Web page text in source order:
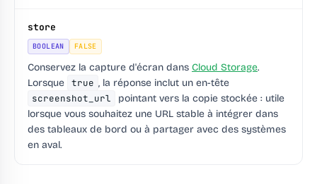
store
BOOLEAN FALSE
Conservez la capture d'écran dans Cloud Storage.
Lorsque true , la réponse inclut un en-tête
screenshot_url
pointant vers la copie stockée : utile
lorsque vous souhaitez une URL stable à intégrer dans
des tableaux de bord ou à partager avec des systèmes
en aval.